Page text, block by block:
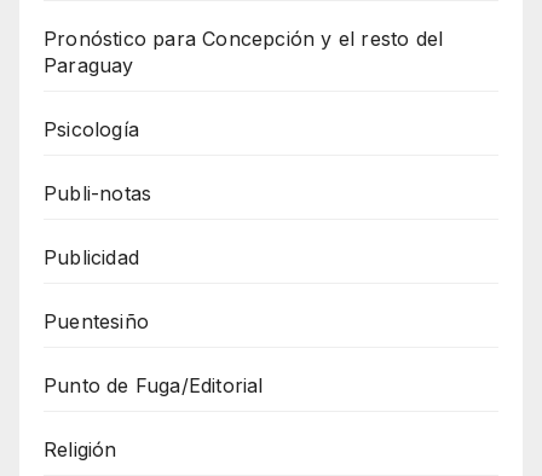
Pronóstico para Concepción y el resto del
Paraguay
Psicología
Publi-notas
Publicidad
Puentesiño
Punto de Fuga/Editorial
Religión